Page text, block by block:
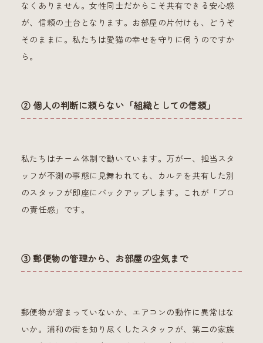
なくありません。女性同士だからこそ共有できる安心感
が、信頼の土台となります。お部屋の片付けも、どうぞ
そのままに。私たちは愛猫の幸せを守りに伺うのですか
ら。
② 個人の判断に頼らない「組織としての信頼」
私たちはチーム体制で動いています。万が一、担当スタ
ッフが不測の事態に見舞われても、カルテを共有した別
のスタッフが即座にバックアップします。これが「プロ
の責任感」です。
③ 郵便物の管理から、お部屋の空気まで
郵便物が溜まっていないか、エアコンの動作に異常はな
いか。浦和の街を知り尽くしたスタッフが、第二の家族